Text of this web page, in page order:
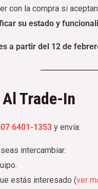
con la compra si
su estado y
a partir del 12 de
Trade-In
6401-1353 y envía:
intercambiar.
estás interesado (ver